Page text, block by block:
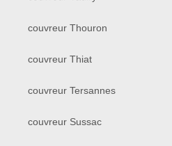
couvreur Thouron
couvreur Thiat
couvreur Tersannes
couvreur Sussac